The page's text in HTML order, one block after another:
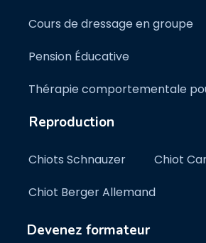
Cours de dressage en groupe
Pension Éducative
Thérapie comportementale
Reproduction
Chiots Schnauzer
Chiot
Chiot Berger Allemand
Devenez formateur